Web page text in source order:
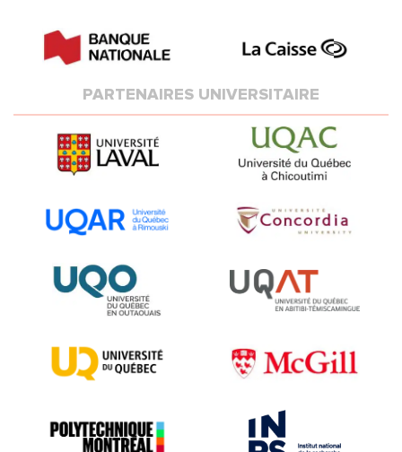
PARTENAIRES UNIVERSITAIRE